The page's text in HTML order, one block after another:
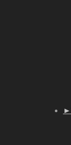
►